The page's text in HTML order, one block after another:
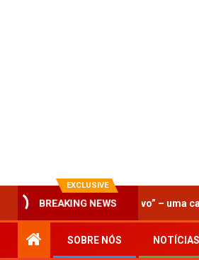
EXCLUSIVE
BREAKING NEWS
ativo” – uma carta aos
SOBRE NÓS